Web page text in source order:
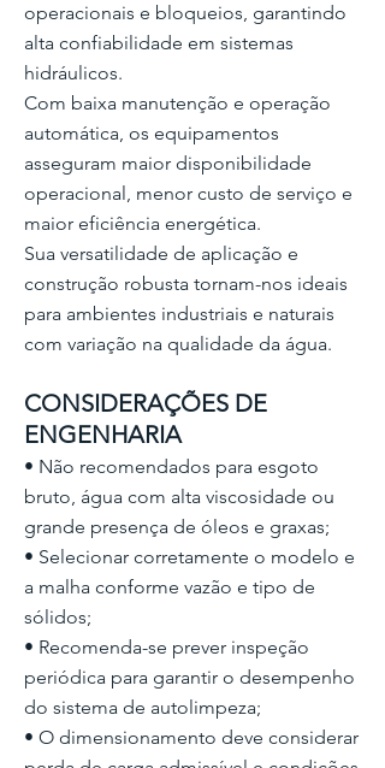
operacionais e bloqueios, garantindo
alta confiabilidade em sistemas
hidráulicos.
Com baixa manutenção e operação
automática, os equipamentos
asseguram maior disponibilidade
operacional, menor custo de serviço e
maior eficiência energética.
Sua versatilidade de aplicação e
construção robusta tornam-nos ideais
para ambientes industriais e naturais
com variação na qualidade da água.
CONSIDERAÇÕES DE
ENGENHARIA
• Não recomendados para esgoto
bruto, água com alta viscosidade ou
grande presença de óleos e graxas;
• Selecionar corretamente o modelo e
a malha conforme vazão e tipo de
sólidos;
• Recomenda-se prever inspeção
periódica para garantir o desempenho
do sistema de autolimpeza;
• O dimensionamento deve considerar